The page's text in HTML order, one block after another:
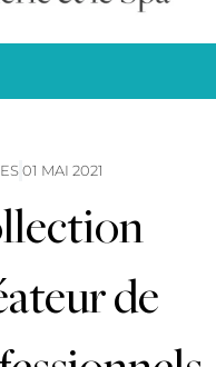
01 MAI 2021
de